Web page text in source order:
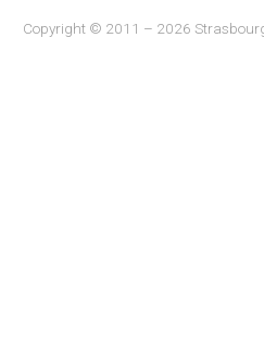
Copyright © 2011 – 2026